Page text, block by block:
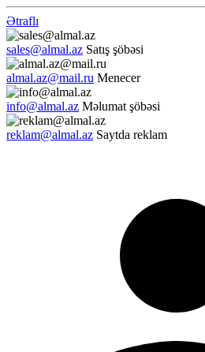
Ətraflı
sales@almal.az Satış şöbəsi
almal.az@mail.ru Menecer
info@almal.az Məlumat şöbəsi
reklam@almal.az Saytda reklam